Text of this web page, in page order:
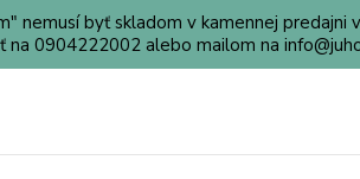
byť skladom v kamennej predajni
0904222002 alebo mailom na